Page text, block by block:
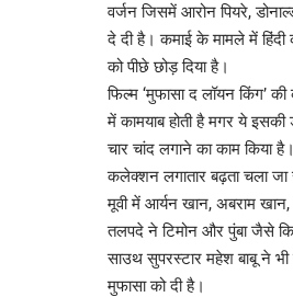
वर्जन जिसमें आरोन पियरे,
दे दी है। कमाई के मामले में
को पीछे छोड़ दिया है।
फिल्म ‘मुफासा द लॉयन किंग’
में कामयाब होती है मगर ये
चार चांद लगाने का काम किया
कलेक्शन लगातार बढ़ता चला
मूवी में आर्यन खान, अबराम
तलपदे ने टिमोन और पुंबा जैसे
साउथ सुपरस्टार महेश बाबू ने
मुफासा को दी है।